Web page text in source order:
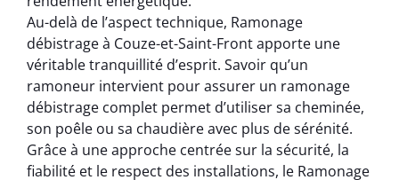
Au-delà de l’aspect technique, Ramonage
débistrage à Couze-et-Saint-Front apporte une
véritable tranquillité d’esprit. Savoir qu’un
ramoneur intervient pour assurer un ramonage
débistrage complet permet d’utiliser sa cheminée,
son poêle ou sa chaudière avec plus de sérénité.
Grâce à une approche centrée sur la sécurité, la
fiabilité et le respect des installations, le Ramonage